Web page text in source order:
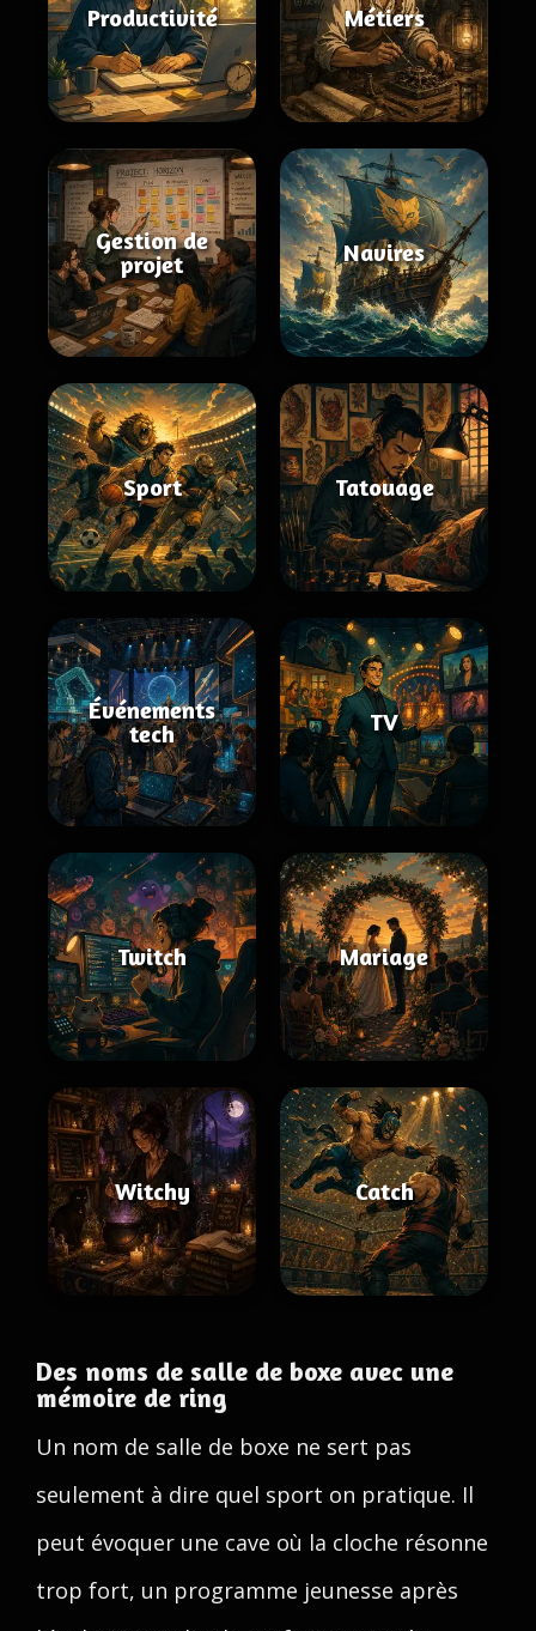
Productivité Métiers
Gestion de
projet
Navires
Sport Tatouage
Événements
tech
TV
Twitch Mariage
Witchy Catch
Des noms de salle de boxe avec une
mémoire de ring
Un nom de salle de boxe ne sert pas
seulement à dire quel sport on pratique. Il
peut évoquer une cave où la cloche résonne
trop fort, un programme jeunesse après